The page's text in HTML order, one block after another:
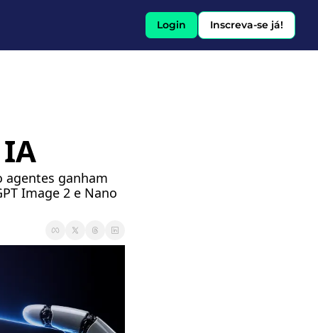
Login Inscreva-se já!
agentes ganham
Image 2 e Nano